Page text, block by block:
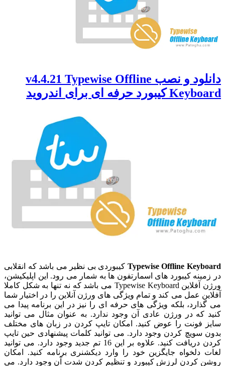
دانلود و نصب v4.4.21 Typewise Offline
Keyboard کیبورد حرفه ای برای اندروید
Typewise Offline Keyboard کیبوردی بی نظیر می باشد که انقلابی
در زمینه کیبورد های اسمارتفون ها به شمار می رود. این اپلیکیشن،
ورژن آفلاین Typewise Keyboard می باشد که نه تنها به شکل کاملا
آفلاین عمل می کند و تمام ویژگی های ورژن آنلاین را در اختیار شما
می گذارد، بلکه ویژگی های حرفه ای را نیز در این برنامه پیدا می
کنید که در ورژن عادی آن وجود ندارد. به عنوان مثال می توانید
سایز فونت را عوض کنید. امکان تایپ کردن در زبان های مختلف
بدون سویچ کردن وجود دارد. می توانید کلمات پیشنهادی حین تایپ
کردن دریافت کنید. علاوه بر این 16 تم جدید وجود دارد. می توانید
لغات دلخواه جایگزین خود را وارد دیکشنری برنامه کنید. امکان
روشن کردن لرزش کیبورد و تنظیم کردن شدت آن وجود دارد. می